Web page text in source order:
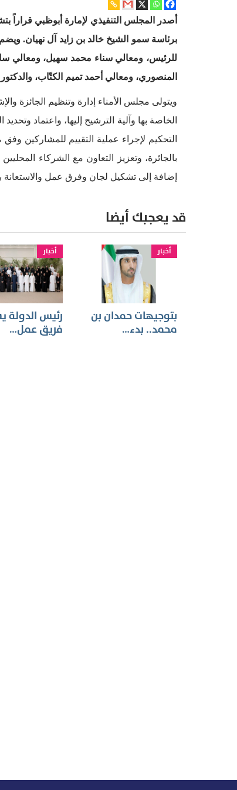
أصدر المجلس التنفيذي لإمارة أبوظبي
برئاسة سمو الشيخ خالد بن زايد آل نهيان.
للرئيس، ومعالي سناء محمد سهيل، ومعالي
المنصوري، ومعالي أحمد تميم الكتّاب،
ويتولى مجلس الأمناء إدارة وتنظيم الجائزة
الخاصة بها وآلية الترشيح إليها، واعتماد
التحكيم لإجراء عملية التقييم للمشاركين وفق
بالجائرة، وتعزيز التعاون مع الشركاء
إضافة إلى تشكيل لجان وفرق عمل والاستعانة
قد يعجبك أيضا
أخبار
بتوجيهات حمدان بن
محمد.. بدء…
أخبار
رئيس الدولة
فريق عمل…